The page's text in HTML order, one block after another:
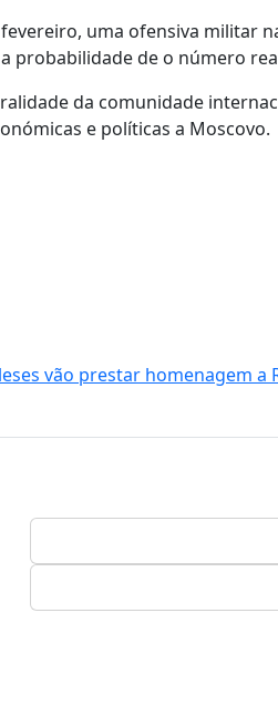
uma ofensiva militar
probabilidade de o número
da comunidade
e políticas a Moscovo.
vão prestar homenagem a